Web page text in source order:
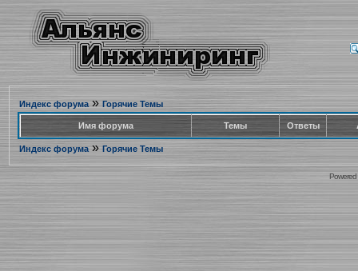
Индекс форума» Горячие Темы
Имя форума Темы Ответы
Индекс форума» Горячие Темы